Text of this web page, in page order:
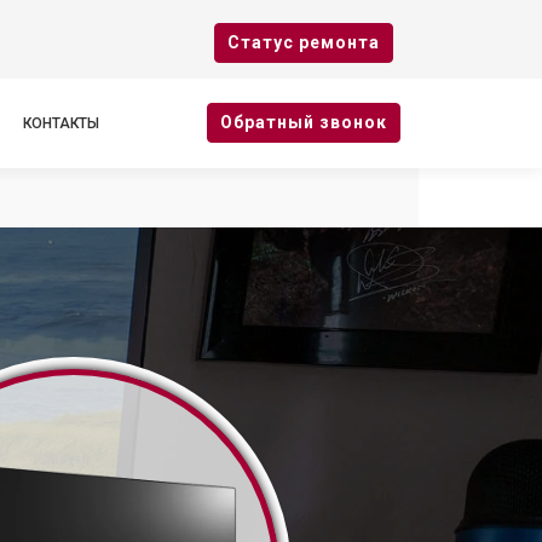
Cтатус ремонта
КОНТАКТЫ Oбратный звонок